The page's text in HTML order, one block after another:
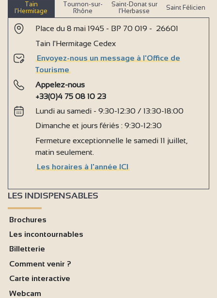
Tain
l’Hermitage
Tournon-sur-
Rhône
Saint-Donat sur
l’Herbasse
Saint Félicien
Place du 8 mai 1945 - BP 70 019 - 26601
Tain l'Hermitage Cedex
Envoyez-nous un message à l'Office de
Tourisme
Appelez-nous
+33(0)4 75 08 10 23
Lundi au samedi - 9:30-12:30 / 13:30-18:00
Dimanche et jours fériés : 9:30-12:30
Fermeture exceptionnelle le samedi 11 juillet,
matin seulement.
Les horaires à l'année ICI
LES INDISPENSABLES
Brochures
Les incontournables
Billetterie
Comment venir ?
Carte interactive
Webcam